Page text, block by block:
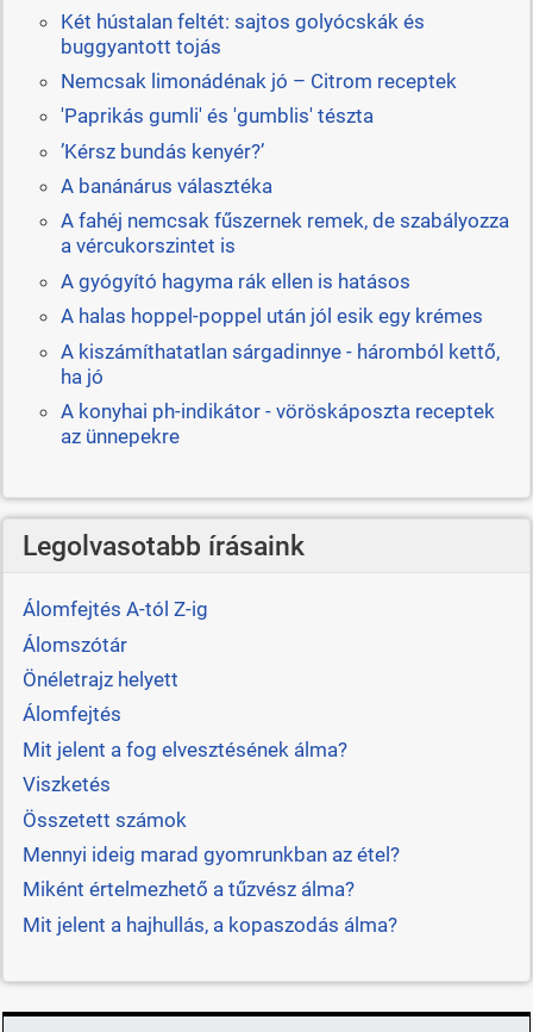
Két hústalan feltét: sajtos golyócskák és
buggyantott tojás
Nemcsak limonádénak jó – Citrom receptek
'Paprikás gumli' és 'gumblis' tészta
’Kérsz bundás kenyér?’
A banánárus választéka
A fahéj nemcsak fűszernek remek, de szabályozza
a vércukorszintet is
A gyógyító hagyma rák ellen is hatásos
A halas hoppel-poppel után jól esik egy krémes
A kiszámíthatatlan sárgadinnye - háromból kettő,
ha jó
A konyhai ph-indikátor - vöröskáposzta receptek
az ünnepekre
Legolvasotabb írásaink
Álomfejtés A-tól Z-ig
Álomszótár
Önéletrajz helyett
Álomfejtés
Mit jelent a fog elvesztésének álma?
Viszketés
Összetett számok
Mennyi ideig marad gyomrunkban az étel?
Miként értelmezhető a tűzvész álma?
Mit jelent a hajhullás, a kopaszodás álma?